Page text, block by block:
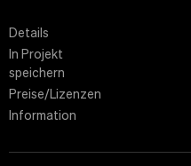
Details
In Projekt
speichern
Preise/Lizenzen
Information